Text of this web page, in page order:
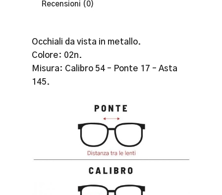
Recensioni (0)
Occhiali da vista in metallo.
Colore: 02n.
Misura: Calibro 54 – Ponte 17 – Asta
145.